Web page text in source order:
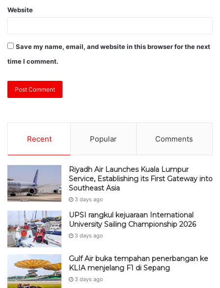
Website
Save my name, email, and website in this browser for the next
time I comment.
Recent Popular Comments
Riyadh Air Launches Kuala Lumpur
Service, Establishing its First Gateway into
Southeast Asia
3 days ago
UPSI rangkul kejuaraan International
University Sailing Championship 2026
3 days ago
Gulf Air buka tempahan penerbangan ke
KLIA menjelang F1 di Sepang
3 days ago